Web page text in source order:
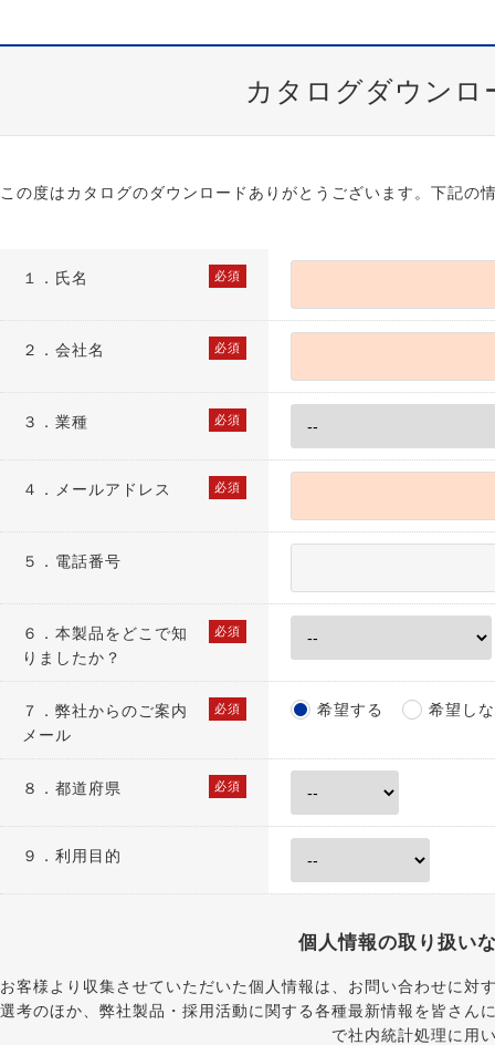
カタログダウン
この度はカタログのダウンロードありがとうございます。下記の
１． 必須
氏名
２． 必須
会社名
３． 必須
業種
４． 必須
メールアドレス
５．電話番号
６． 必須
本製品をどこで知
りましたか？
７． 必須
弊社からのご案内
メール
希望する 希望し
８． 必須
都道府県
９．利用目的
個人情報の取り扱い
お客様より収集させていただいた個人情報は、お問い合わせに
選考のほか、弊社製品・採用活動に関する各種最新情報を皆さ
で社内統計処理に用